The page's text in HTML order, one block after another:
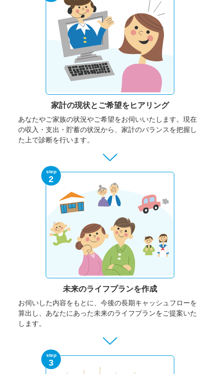
家計の現状と ご希望をヒアリング
あなたやご家族の状況やご希望をお伺いいたします。 現在
の収入・支出・貯蓄の状況から、家計のバランスを把握し
た上で診断を行います。
step
2
未来のライフプランを作成
お伺いした内容をもとに、今後の長期キャッシュフローを
算出し、あなたにあった未来のライフプランをご提案いた
します。
step
3